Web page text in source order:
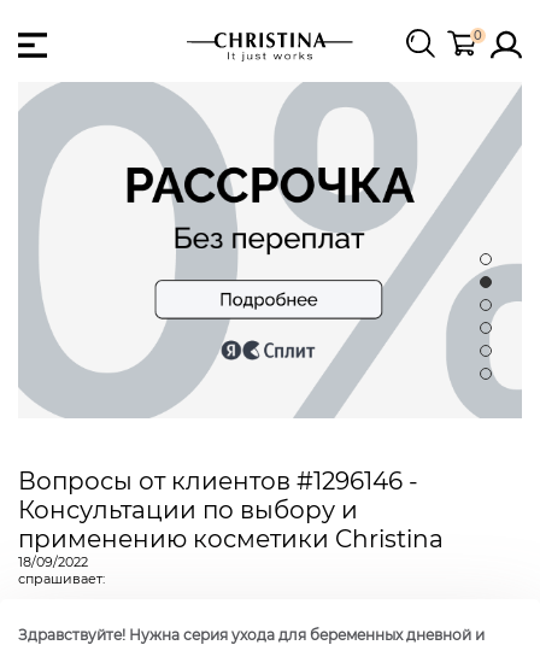
0
Вопросы от клиентов #1296146 -
Консультации по выбору и
применению косметики Christina
18/09/2022
спрашивает:
Здравствуйте! Нужна серия ухода для беременных дневной и